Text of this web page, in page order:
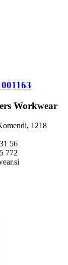
Workwear
1218
56
772